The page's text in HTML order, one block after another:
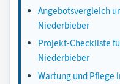
Angebotsvergleich
Niederbieber
Projekt-Checkliste
Niederbieber
Wartung und Pflege